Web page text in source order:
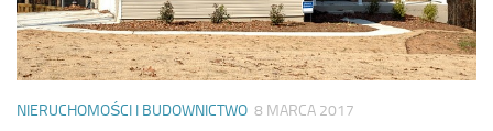
NIERUCHOMOŚCI I BUDOWNICTWO 8 MARCA 2017